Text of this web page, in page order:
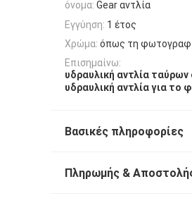
όνομα: Gear αντλία
Εγγύηση: 1 έτος
Χρώμα: όπως τη
Επισημαίνω:
υδραυλική αντλία
υδραυλική αντλία για το
Βασικές πληροφορίες
Πληρωμής &